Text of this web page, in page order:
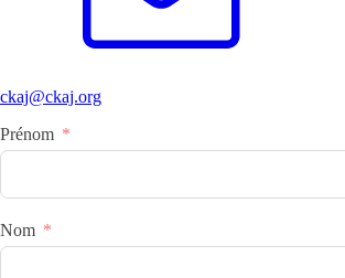
ckaj@ckaj.org
Prénom
Nom